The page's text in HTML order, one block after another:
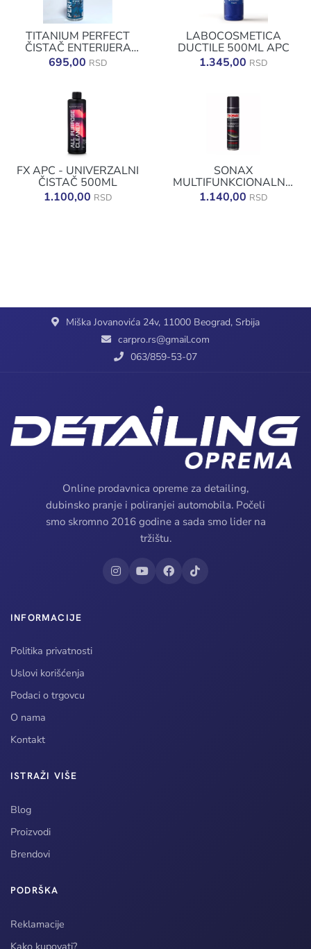
TITANIUM PERFECT
ČISTAČ ENTERIJERA
500ML
695,00 RSD
LABOCOSMETICA
DUCTILE 500ML APC
1.345,00 RSD
FX APC - UNIVERZALNI
ČISTAČ 500ML
1.100,00 RSD
SONAX
MULTIFUNKCIONALNA
PENA 400ML
1.140,00 RSD
Miška Jovanovića 24v, 11000 Beograd, Srbija
carpro.rs@gmail.com
063/859-53-07
Online prodavnica opreme za detailing,
dubinsko pranje i poliranjei automobila. Počeli
smo skromno 2016 godine a sada smo lider na
tržištu.
INFORMACIJE
Politika privatnosti
Uslovi korišćenja
Podaci o trgovcu
O nama
Kontakt
ISTRAŽI VIŠE
Blog
Proizvodi
Brendovi
PODRŠKA
Reklamacije